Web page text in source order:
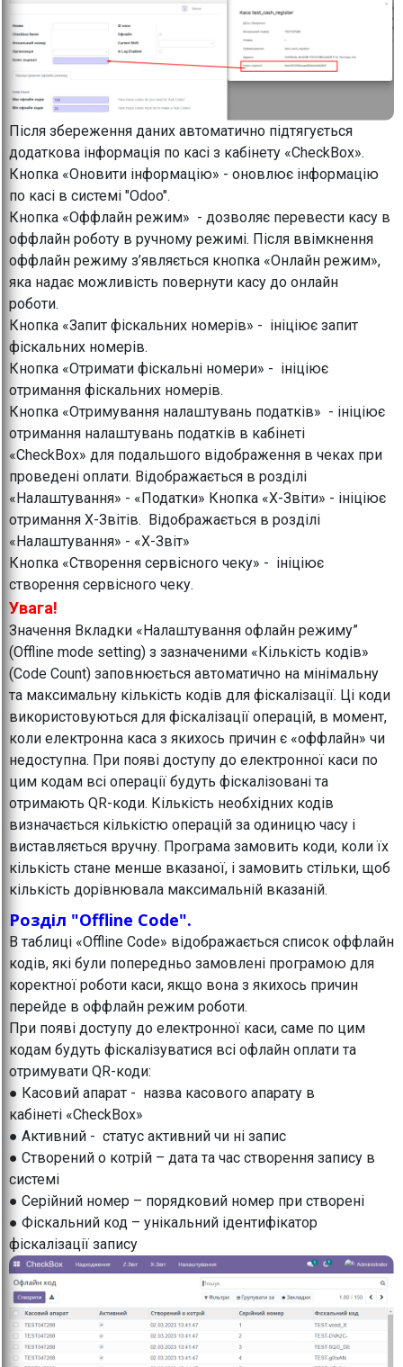
Після збереження даних автоматично підтягується
додаткова інформація по касі з кабінету «CheckBox».
Кнопка «Оновити інформацію» - оновлює інформацію
по касі в системі "Odoo".
Кнопка «Оффлайн режим» - дозволяє перевести касу в
оффлайн роботу в ручному режимі. Після ввімкнення
оффлайн режиму з’являється кнопка «Онлайн режим»,
яка надає можливість повернути касу до онлайн
роботи.
Кнопка «Запит фіскальних номерів» - ініціює запит
фіскальних номерів.
Кнопка «Отримати фіскальні номери» - ініціює
отримання фіскальних номерів.
Кнопка «Отримування налаштувань податків» - ініціює
отримання налаштувань податків в кабінеті
«CheckBox» для подальшого відображення в чеках при
проведені оплати. Відображається в розділі
«Налаштування» - «Податки» Кнопка «Х-Звіти» - ініціює
отримання Х-Звітів. Відображається в розділі
«Налаштування» - «Х-Звіт»
Кнопка «Створення сервісного чеку» - ініціює
створення сервісного чеку.
Увага!
Значення Вкладки «Налаштування офлайн режиму”
(Offline mode setting) з зазначеними «Кількість кодів»
(Code Count) заповнюється автоматично на мінімальну
та максимальну кількість кодів для фіскалізації. Ці коди
використовуються для фіскалізації операцій, в момент,
коли електронна каса з якихось причин є «оффлайн» чи
недоступна. При появі доступу до електронної каси по
цим кодам всі операції будуть фіскалізовані та
отримають QR-коди. Кількість необхідних кодів
визначається кількістю операцій за одиницю часу і
виставляється вручну. Програма замовить коди, коли їх
кількість стане менше вказаної, і замовить стільки, щоб
кількість дорівнювала максимальній вказаній.
Розділ "Offline Code".
В таблиці «Offline Code» відображається список оффлайн
кодів, які були попередньо замовлені програмою для
коректної роботи каси, якщо вона з якихось причин
перейде в оффлайн режим роботи.
При появі доступу до електронної каси, саме по цим
кодам будуть фіскалізуватися всі офлайн оплати та
отримувати QR-коди:
● Касовий апарат - назва касового апарату в
кабінеті «CheckBox»
● Активний - статус активний чи ні запис
● Створений о котрій – дата та час створення запису в
системі
● Серійний номер – порядковий номер при створені
● Фіскальний код – унікальний ідентифікатор
фіскалізації запису